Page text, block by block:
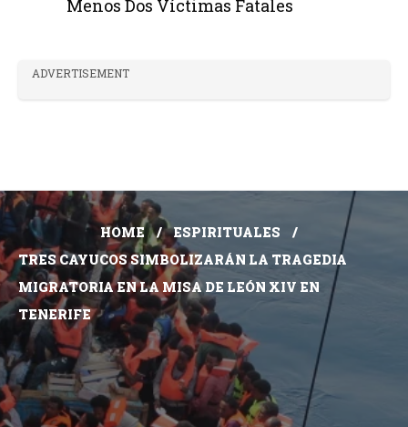
Menos Dos Víctimas Fatales
ADVERTISEMENT
HOME
ESPIRITUALES
TRES CAYUCOS SIMBOLIZARÁN LA TRAGEDIA
MIGRATORIA EN LA MISA DE LEÓN XIV EN
TENERIFE